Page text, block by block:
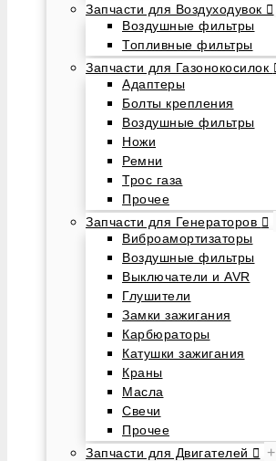
Запчасти для Воздуходувок
Воздушные фильтры
Топливные фильтры
Запчасти для Газонокосилок
Адаптеры
Болты крепления
Воздушные фильтры
Ножи
Ремни
Трос газа
Прочее
Запчасти для Генераторов
Виброамортизаторы
Воздушные фильтры
Выключатели и AVR
Глушители
Замки зажигания
Карбюраторы
Катушки зажигания
Краны
Масла
Свечи
Прочее
Запчасти для Двигателей
+